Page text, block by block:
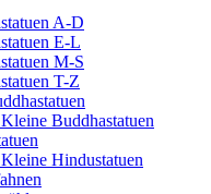
A-D
E-L
M-S
T-Z
Buddhastatuen
Hindustatuen